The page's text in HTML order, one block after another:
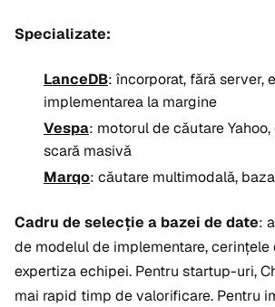
Specializate:
LanceDB: încorporat, fără server,
implementarea la margine
Vespa: motorul de căutare
scară masivă
Marqo: căutare multimodală,
Cadru de selecție a bazei de date:
de modelul de implementare,
expertiza echipei. Pentru startup-uri,
mai rapid timp de valorificare. Pentru